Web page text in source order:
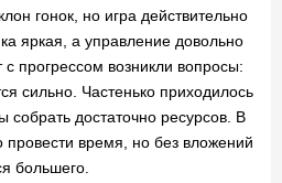
гонок, но игра действительно
яркая, а управление довольно
с прогрессом возникли вопросы:
сильно. Частенько приходилось
собрать достаточно ресурсов. В
провести время, но без вложений
большего.